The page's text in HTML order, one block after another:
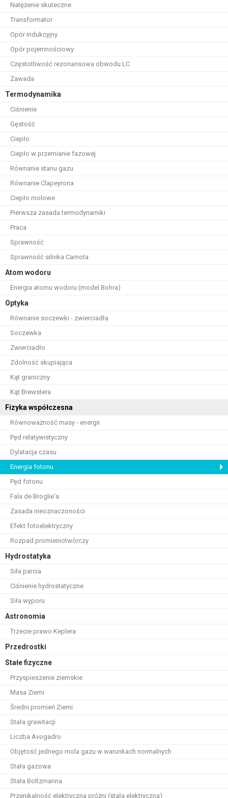
Natężenie skuteczne
Transformator
Opór indukcyjny
Opór pojemnościowy
Częstotliwość rezonansowa obwodu LC
Zawada
Termodynamika
Ciśnienie
Gęstość
Ciepło
Ciepło w przemianie fazowej
Równanie stanu gazu
Równanie Clapeyrona
Ciepło molowe
Pierwsza zasada termodynamiki
Praca
Sprawność
Sprawność silnika Carnota
Atom wodoru
Energia atomu wodoru (model Bohra)
Optyka
Równanie soczewki - zwierciadła
Soczewka
Zwierciadło
Zdolność skupiająca
Kąt graniczny
Kąt Brewstera
Fizyka współczesna
Równoważność masy - energii
Pęd relatywistyczny
Dylatacja czasu
Energia fotonu
Pęd fotonu
Fala de Broglie'a
Zasada nieoznaczoności
Efekt fotoelektryczny
Rozpad promieniotwórczy
Hydrostatyka
Siła parcia
Ciśnienie hydrostatyczne
Siła wyporu
Astronomia
Trzecie prawo Keplera
Przedrostki
Stałe fizyczne
Przyspieszenie ziemskie
Masa Ziemi
Średni promień Ziemi
Stała grawitacji
Liczba Avogadro
Objętość jednego mola gazu w warunkach normalnych
Stała gazowa
Stała Boltzmanna
Przenikalność elektryczna próżni (stała elektryczna)